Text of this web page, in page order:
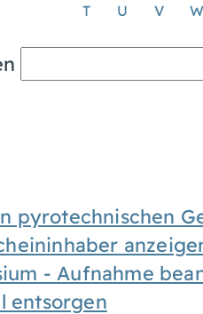
T U V W
pyrotechnischen
- Aufnahme
entsorgen